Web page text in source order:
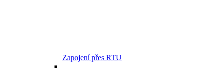
Zapojení přes RTU